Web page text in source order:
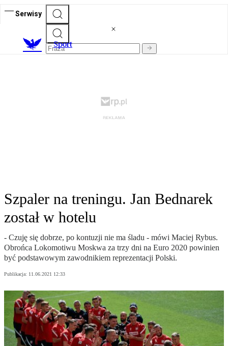
Serwisy
Sport
Szpaler na treningu. Jan Bednarek
został w hotelu
- Czuję się dobrze, po kontuzji nie ma śladu - mówi Maciej Rybus.
Obrońca Lokomotiwu Moskwa za trzy dni na Euro 2020 powinien
być podstawowym zawodnikiem reprezentacji Polski.
Publikacja: 11.06.2021 12:33